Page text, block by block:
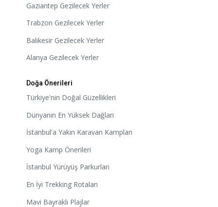
Gaziantep Gezilecek Yerler
Trabzon Gezilecek Yerler
Balıkesir Gezilecek Yerler
Alanya Gezilecek Yerler
Doğa Önerileri
Türkiye'nin Doğal Güzellikleri
Dünyanın En Yüksek Dağları
İstanbul'a Yakın Karavan Kampları
Yoga Kamp Önerileri
İstanbul Yürüyüş Parkurları
En İyi Trekking Rotaları
Mavi Bayraklı Plajlar